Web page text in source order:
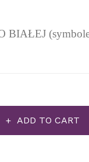
BIAŁEJ (symbole
ADD TO CART